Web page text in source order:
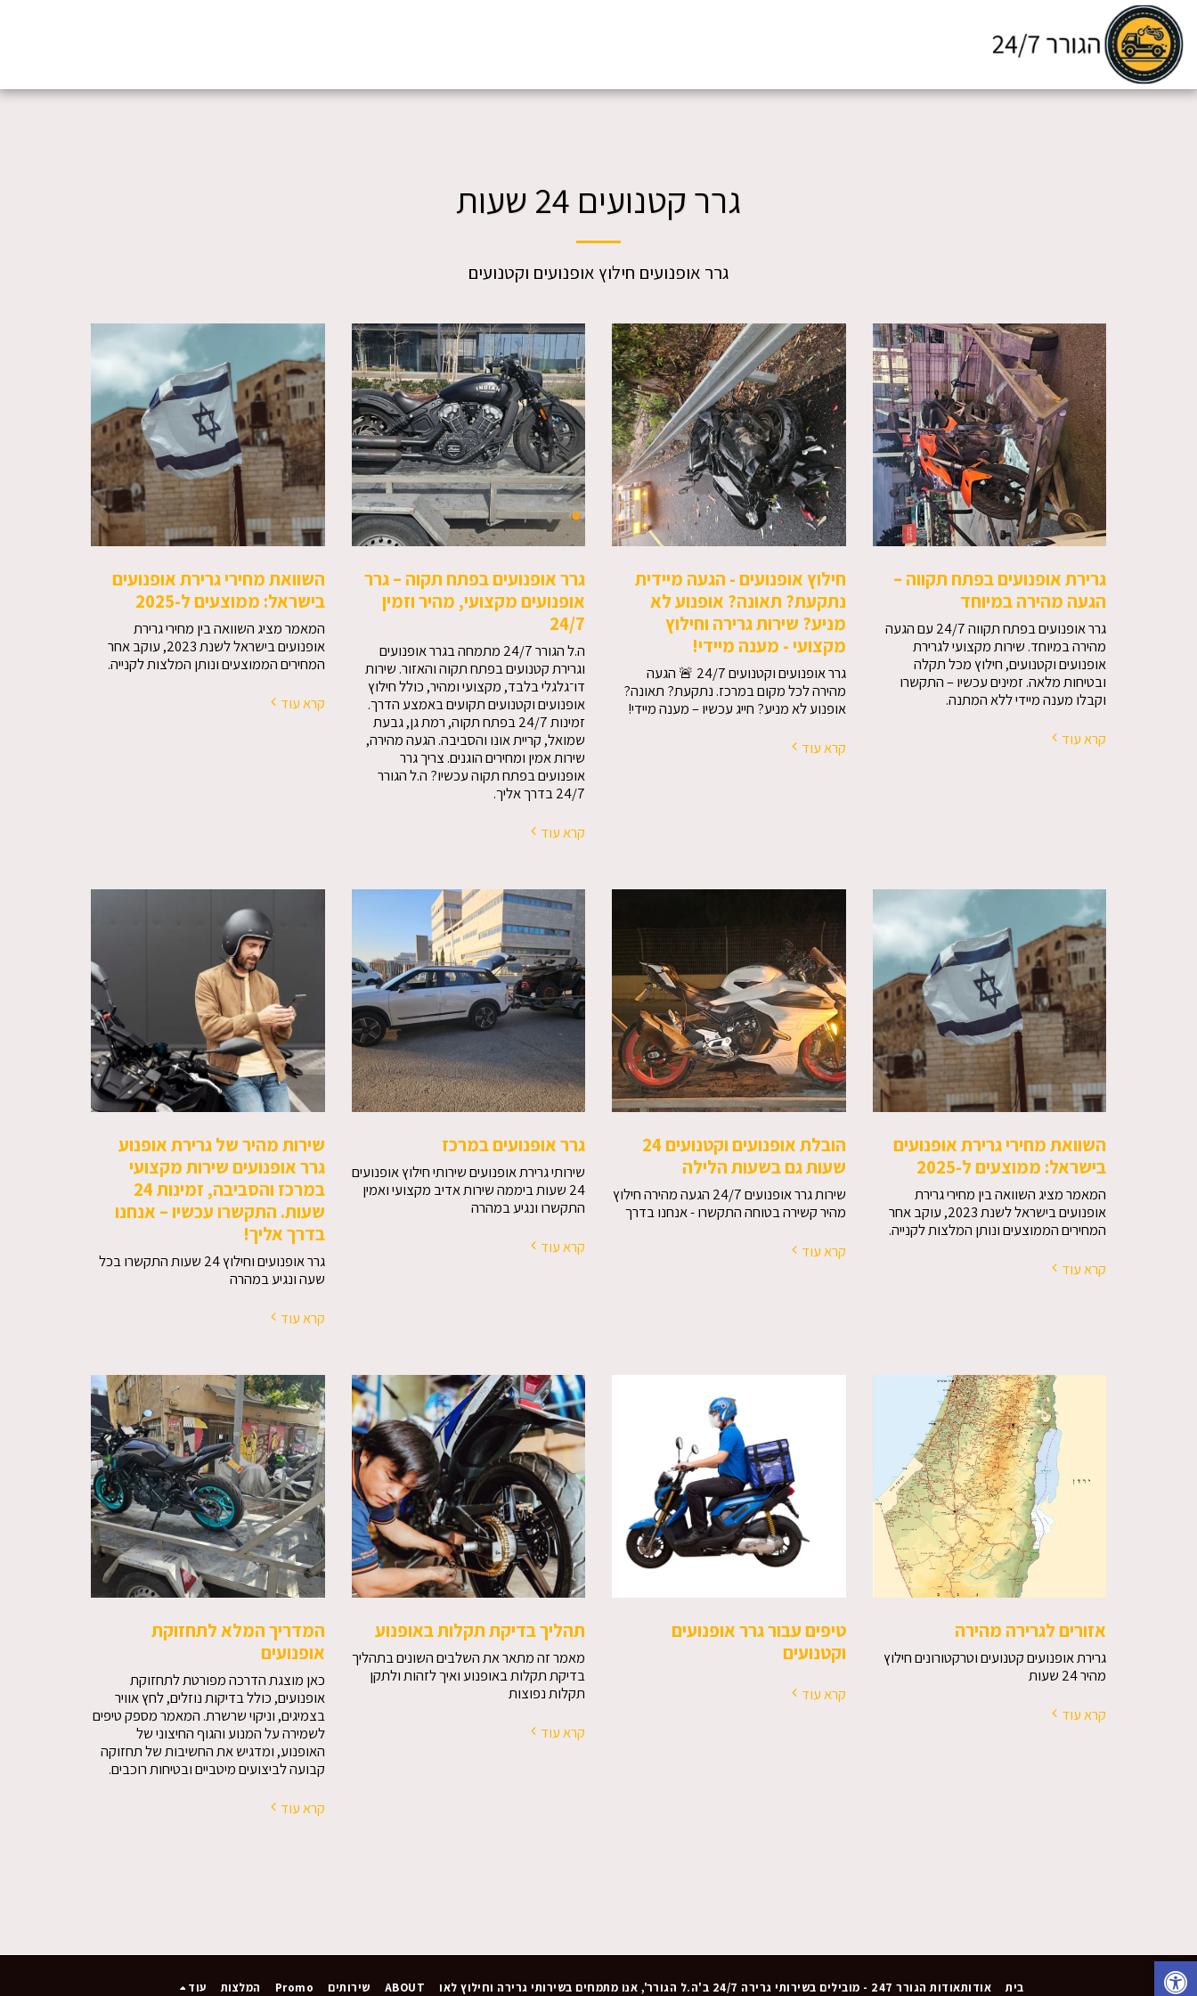
גרר קטנועים 24 שעות
גרר אופנועים חילוץ אופנועים וקטנועים
גרירת אופנועים בפתח תקווה –
הגעה מהירה במיוחד
גרר אופנועים בפתח תקווה 24/7 עם הגעה
מהירה במיוחד. שירות מקצועי לגרירת
אופנועים וקטנועים, חילוץ מכל תקלה
ובטיחות מלאה. זמינים עכשיו – התקשרו
וקבלו מענה מיידי ללא המתנה.
קרא עוד
חילוץ אופנועים - הגעה מיידית
נתקעת? תאונה? אופנוע לא
מניע? שירות גרירה וחילוץ
מקצועי - מענה מיידי!
גרר אופנועים וקטנועים 24/7 🚨 הגעה
מהירה לכל מקום במרכז. נתקעת? תאונה?
אופנוע לא מניע? חייג עכשיו – מענה מיידי!
קרא עוד
גרר אופנועים בפתח תקוה – גרר
אופנועים מקצועי, מהיר וזמין
24/7
ה.ל הגורר 24/7 מתמחה בגרר אופנועים
וגרירת קטנועים בפתח תקוה והאזור. שירות
דו־גלגלי בלבד, מקצועי ומהיר, כולל חילוץ
אופנועים וקטנועים תקועים באמצע הדרך.
זמינות 24/7 בפתח תקוה, רמת גן, גבעת
שמואל, קריית אונו והסביבה. הגעה מהירה,
שירות אמין ומחירים הוגנים. צריך גרר
אופנועים בפתח תקוה עכשיו? ה.ל הגורר
24/7 בדרך אליך.
קרא עוד
השוואת מחירי גרירת אופנועים
בישראל: ממוצעים ל-2025
המאמר מציג השוואה בין מחירי גרירת
אופנועים בישראל לשנת 2023, עוקב אחר
המחירים הממוצעים ונותן המלצות לקנייה.
קרא עוד
השוואת מחירי גרירת אופנועים
בישראל: ממוצעים ל-2025
המאמר מציג השוואה בין מחירי גרירת
אופנועים בישראל לשנת 2023, עוקב אחר
המחירים הממוצעים ונותן המלצות לקנייה.
קרא עוד
הובלת אופנועים וקטנועים 24
שעות גם בשעות הלילה
שירות גרר אופנועים 24/7 הגעה מהירה חילוץ
מהיר קשירה בטוחה התקשרו - אנחנו בדרך
קרא עוד
גרר אופנועים במרכז
שירותי גרירת אופנועים שירותי חילוץ אופנועים
24 שעות ביממה שירות אדיב מקצועי ואמין
התקשרו ונגיע במהרה
קרא עוד
שירות מהיר של גרירת אופנוע
גרר אופנועים שירות מקצועי
במרכז והסביבה, זמינות 24
שעות. התקשרו עכשיו – אנחנו
בדרך אליך!
גרר אופנועים וחילוץ 24 שעות התקשרו בכל
שעה ונגיע במהרה
קרא עוד
אזורים לגרירה מהירה
גרירת אופנועים קטנועים וטרקטורונים חילוץ
מהיר 24 שעות
קרא עוד
טיפים עבור גרר אופנועים
וקטנועים
קרא עוד
תהליך בדיקת תקלות באופנוע
מאמר זה מתאר את השלבים השונים בתהליך
בדיקת תקלות באופנוע ואיך לזהות ולתקן
תקלות נפוצות
קרא עוד
המדריך המלא לתחזוקת
אופנועים
כאן מוצגת הדרכה מפורטת לתחזוקת
אופנועים, כולל בדיקות נוזלים, לחץ אוויר
בצמיגים, וניקוי שרשרת. המאמר מספק טיפים
לשמירה על המנוע והגוף החיצוני של
האופנוע, ומדגיש את החשיבות של תחזוקה
קבועה לביצועים מיטביים ובטיחות רוכבים.
קרא עוד
בית אודותאודות הגורר 247 - מובילים בשירותי גרירה 24/7 ב'ה.ל הגורר', אנו מתמחים בשירותי גרירה וחילוץ לאו ABOUT שירותים Promo המלצות עוד